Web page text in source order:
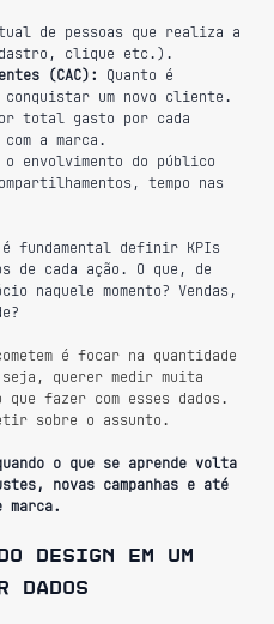
de pessoas que realiza a
clique etc.).
(CAC):
Quanto é
um novo cliente.
total gasto por cada
a marca.
o envolvimento do público
tempo nas
fundamental definir KPIs
de cada ação. O que, de
naquele momento? Vendas,
é focar na quantidade
seja, querer medir muita
que fazer com esses dados.
sobre o assunto.
o que se aprende volta
novas campanhas e até
marca.
design em um
dados